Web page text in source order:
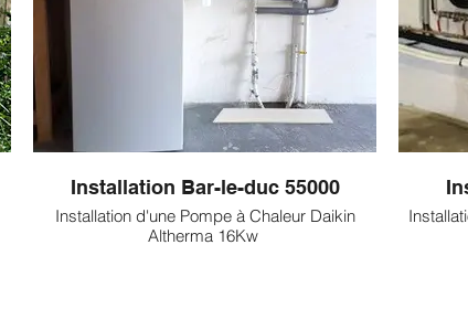
Installation Bar-le-duc 55000
Installation d'une Pompe à Chaleur Daikin
Altherma 16Kw